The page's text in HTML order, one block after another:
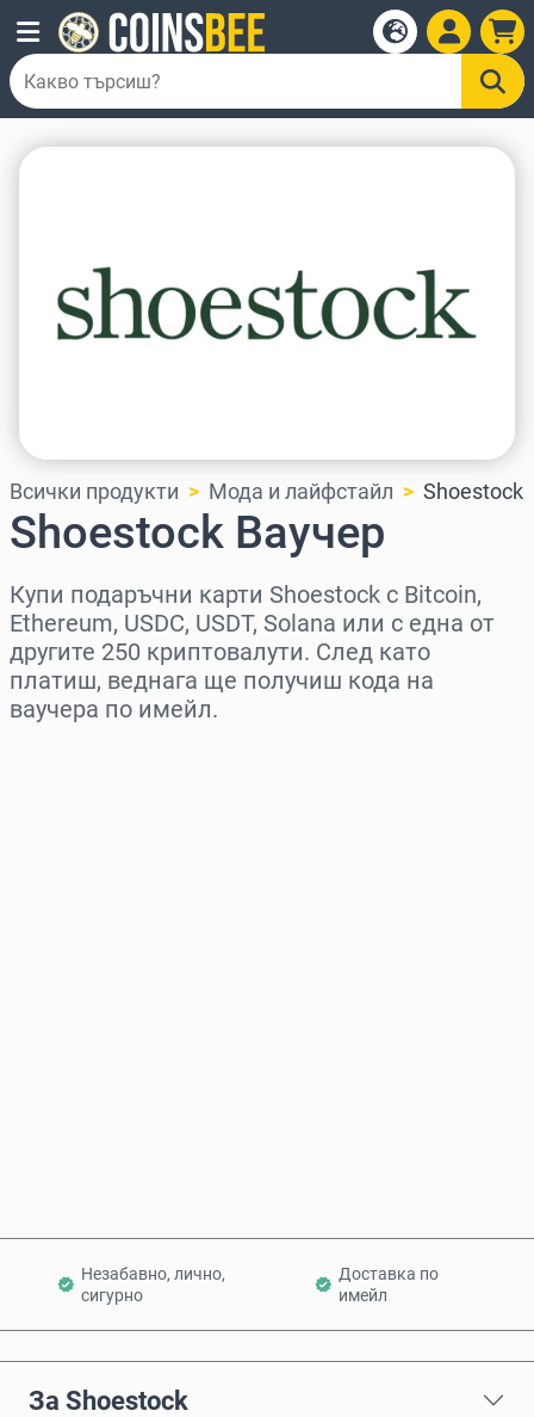
Всички продукти Мода и лайфстайл Shoestock
Shoestock Ваучер
Купи подаръчни карти Shoestock с Bitcoin,
Ethereum, USDC, USDT, Solana или с една от
другите 250 криптовалути. След като
платиш, веднага ще получиш кода на
ваучера по имейл.
Незабавно, лично,
сигурно
Доставка по
имейл
За Shoestock